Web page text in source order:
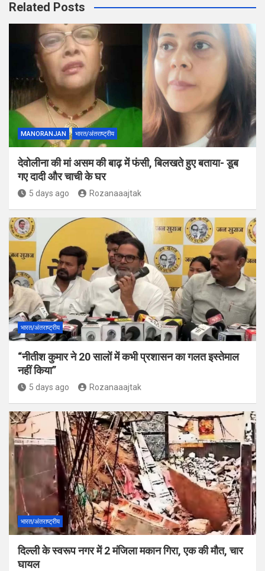
Related Posts
MANORANJAN भारत/अंतराष्ट्रीय
देवोलीना की मां असम की बाढ़ में फंसी, बिलखते हुए बताया- डूब
गए दादी और चाची के घर
5 days ago Rozanaaajtak
भारत/अंतराष्ट्रीय
“नीतीश कुमार ने 20 सालों में कभी प्रशासन का गलत इस्तेमाल
नहीं किया”
5 days ago Rozanaaajtak
भारत/अंतराष्ट्रीय
दिल्ली के स्वरूप नगर में 2 मंजिला मकान गिरा, एक की मौत, चार
घायल